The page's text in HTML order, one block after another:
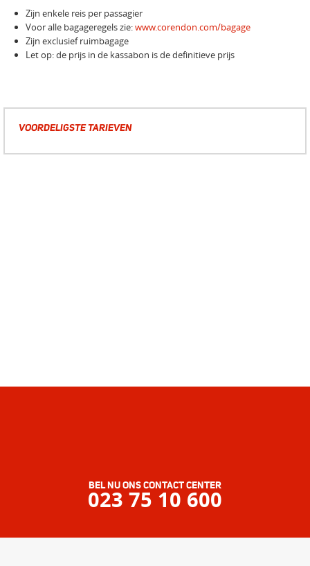
Zijn enkele reis per passagier
Voor alle bagageregels zie:www.corendon.com/bagage
Zijn exclusief ruimbagage
Let op: de prijs in de kassabon is de definitieve prijs
VOORDELIGSTE TARIEVEN
BEL NU ONS CONTACT CENTER
023 75 10 600